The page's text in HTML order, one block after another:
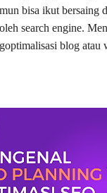
bisa ikut bersaing
search engine.
blog atau